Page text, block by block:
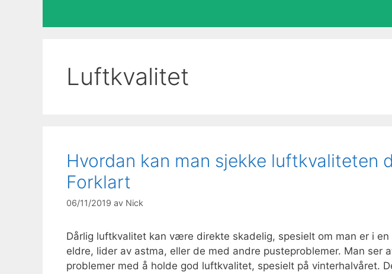
Luftkvalitet
Hvordan kan man sjekke luftkvaliteten
Forklart
06/11/2019 av Nick
Dårlig luftkvalitet kan være direkte skadelig, spesielt om man er i
eldre, lider av astma, eller de med andre pusteproblemer. Man ser
problemer med å holde god luftkvalitet, spesielt på vinterhalvåret.